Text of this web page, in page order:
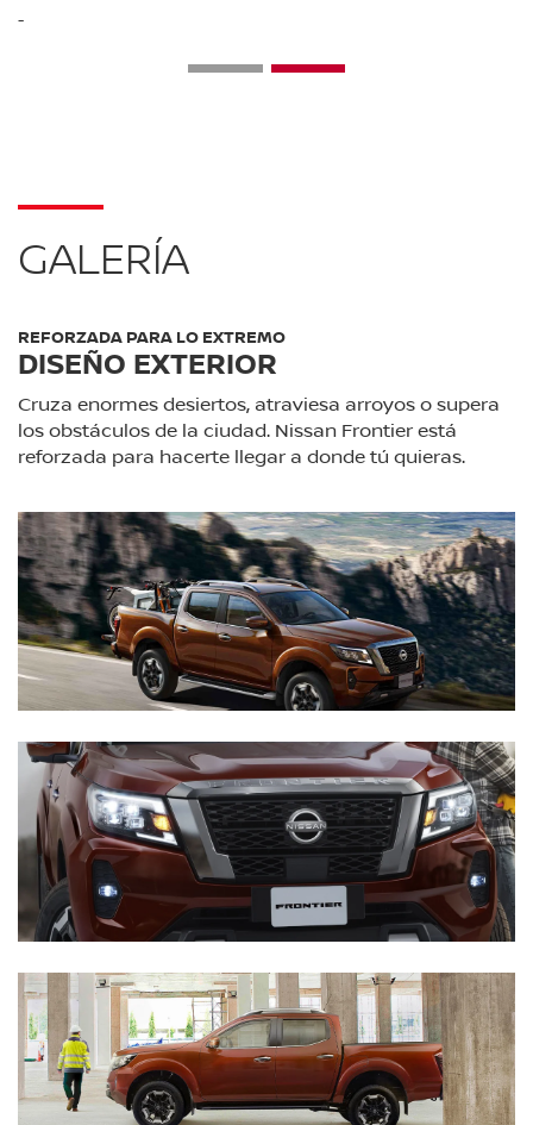
-
GALERÍA
REFORZADA PARA LO EXTREMO
DISEÑO EXTERIOR
Cruza enormes desiertos, atraviesa arroyos o supera
los obstáculos de la ciudad. Nissan Frontier está
reforzada para hacerte llegar a donde tú quieras.